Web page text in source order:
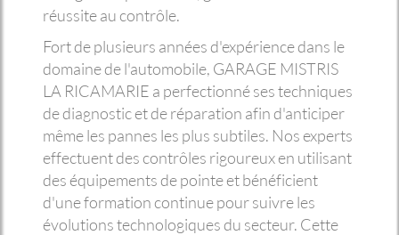
réussite au contrôle.
Fort de plusieurs années d'expérience dans le
domaine de l'automobile, GARAGE MISTRIS
LA RICAMARIE a perfectionné ses techniques
de diagnostic et de réparation afin d'anticiper
même les pannes les plus subtiles. Nos experts
effectuent des contrôles rigoureux en utilisant
des équipements de pointe et bénéficient
d'une formation continue pour suivre les
évolutions technologiques du secteur. Cette